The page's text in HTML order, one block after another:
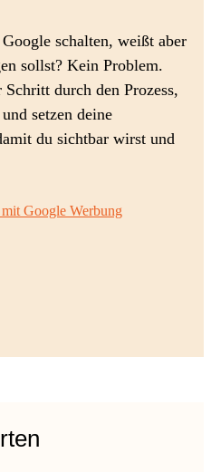
schalten, weißt aber
sollst? Kein Problem.
durch den Prozess,
setzen deine
du sichtbar wirst und
Google Werbung